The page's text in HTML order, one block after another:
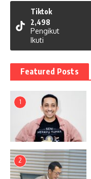
Tiktok
2,498
Pengikut
Ikuti
Featured Posts
1
2